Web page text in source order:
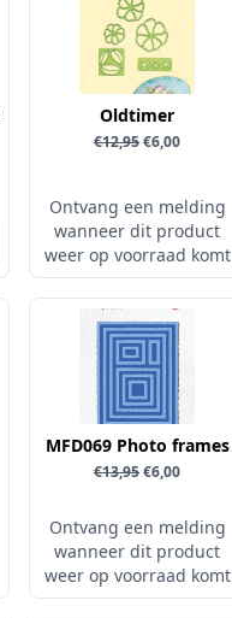
Oldtimer
€12,95€6,00
Ontvang een melding
wanneer dit product
weer op voorraad komt
MFD069 Photo frames
€13,95€6,00
Ontvang een melding
wanneer dit product
weer op voorraad komt